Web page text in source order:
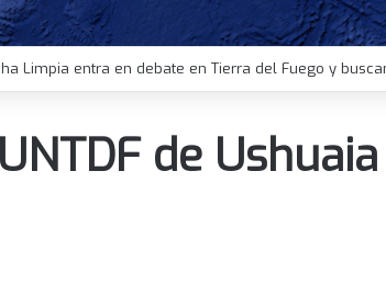
Limpia entra en debate en Tierra del Fuego y
de Ushuaia